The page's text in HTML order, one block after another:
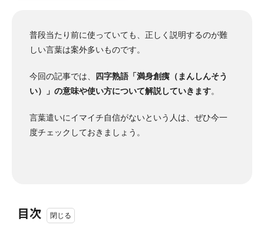
普段当たり前に使っていても、正しく説明するのが難
しい言葉は案外多いものです。
今回の記事では、
四字熟語「満身創痍（まんしんそう
い）」の意味や使い方について解説していきます。
言葉遣いにイマイチ自信がないという人は、ぜひ今一
度チェックしておきましょう。
目次